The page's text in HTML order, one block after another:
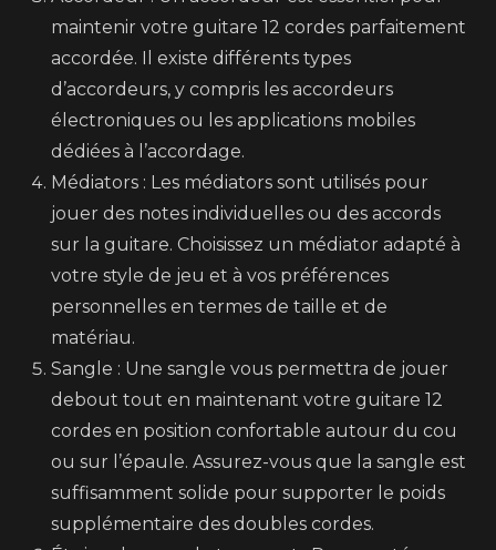
maintenir votre guitare 12 cordes parfaitement
accordée. Il existe différents types
d’accordeurs, y compris les accordeurs
électroniques ou les applications mobiles
dédiées à l’accordage.
Médiators : Les médiators sont utilisés pour
jouer des notes individuelles ou des accords
sur la guitare. Choisissez un médiator adapté à
votre style de jeu et à vos préférences
personnelles en termes de taille et de
matériau.
Sangle : Une sangle vous permettra de jouer
debout tout en maintenant votre guitare 12
cordes en position confortable autour du cou
ou sur l’épaule. Assurez-vous que la sangle est
suffisamment solide pour supporter le poids
supplémentaire des doubles cordes.